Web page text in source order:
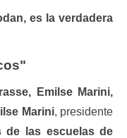
es la verdadera
Emilse Marini,
Marini, presidente
de las escuelas de